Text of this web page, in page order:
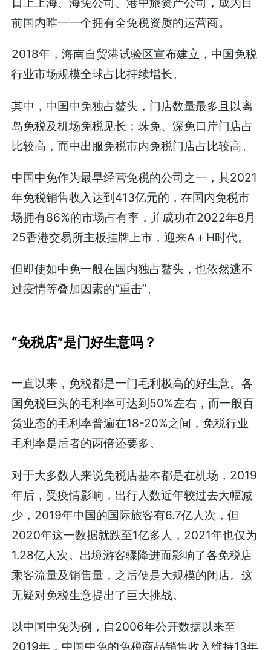
前国内唯一一个拥有全免税资质的运营商。
2018年，海南自贸港试验区宣布建立，中国免税
行业市场规模全球占比持续增长。
其中，中国中免独占鳌头，门店数量最多且以离
岛免税及机场免税见长；珠免、深免口岸门店占
比较高，而中出服免税市内免税门店占比较高。
中国中免作为最早经营免税的公司之一，其2021
年免税销售收入达到413亿元的，在国内免税市
场拥有86%的市场占有率，并成功在2022年8月
25香港交易所主板挂牌上市，迎来A＋H时代。
但即使如中免一般在国内独占鳌头，也依然逃不
过疫情等叠加因素的“重击”。
“免税店”是门好生意吗？
一直以来，免税都是一门毛利极高的好生意。各
国免税巨头的毛利率可达到50%左右，而一般百
货业态的毛利率普遍在18-20%之间，免税行业
毛利率是后者的两倍还要多。
对于大多数人来说免税店基本都是在机场，2019
年后，受疫情影响，出行人数近年较过去大幅减
少，2019年中国的国际旅客有6.7亿人次，但
2020年这一数据就跌至1亿多人，2021年也仅为
1.28亿人次。出境游客骤降进而影响了各免税店
乘客流量及销售量，之后便是大规模的闭店。这
无疑对免税生意提出了巨大挑战。
以中国中免为例，自2006年公开数据以来至
2019年，中国中免的免税商品销售收入维持13年